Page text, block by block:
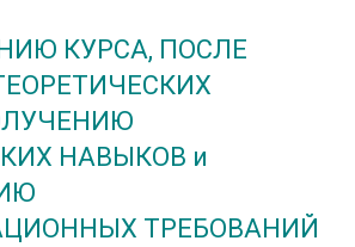
КУРСА, ПОСЛЕ
НАВЫКОВ и
ТРЕБОВАНИЙ